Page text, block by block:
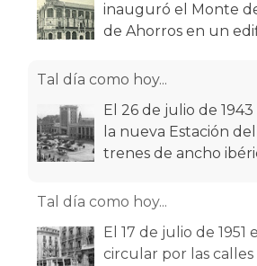
inauguró el Monte
de Ahorros en un
Tal día como hoy...
El 26 de julio de
la nueva Estación
trenes de ancho
Tal día como hoy...
El 17 de julio de 1951
circular por las